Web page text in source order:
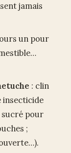
jamais
un pour
: clin
insecticide
pour
;